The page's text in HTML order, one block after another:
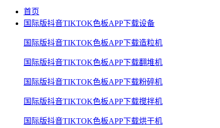
首页
国际版抖音TIKTOK色板APP下载设备
国际版抖音TIKTOK色板APP下载造粒机
国际版抖音TIKTOK色板APP下载翻堆机
国际版抖音TIKTOK色板APP下载粉碎机
国际版抖音TIKTOK色板APP下载搅拌机
国际版抖音TIKTOK色板APP下载烘干机